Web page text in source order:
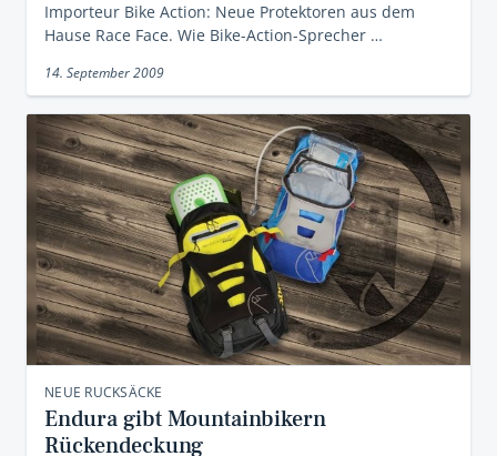
Importeur Bike Action: Neue Protektoren aus dem
Hause Race Face. Wie Bike-Action-Sprecher …
14. September 2009
NEUE RUCKSÄCKE
Endura gibt Mountainbikern
Rückendeckung